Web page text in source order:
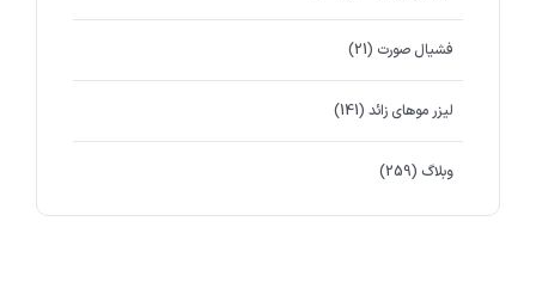
فشیال صورت (21)
لیزر موهای زائد (141)
وبلاگ (259)